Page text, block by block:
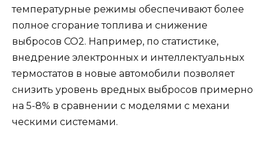
температурные режимы обеспечивают более
полное сгорание топлива и снижение
выбросов CO2. Например, по статистике,
внедрение электронных и интеллектуальных
термостатов в новые автомобили позволяет
снизить уровень вредных выбросов примерно
на 5-8% в сравнении с моделями с механи
ческими системами.